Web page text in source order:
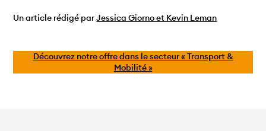
Un article rédigé parJessica Giorno et Kevin Leman
Découvrez notre offre dans le secteur « Transport &
Mobilité »